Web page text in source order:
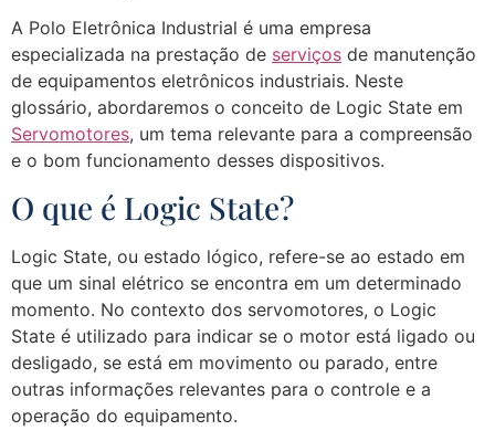
A Polo Eletrônica Industrial é uma empresa
especializada na prestação de serviços de manutenção
de equipamentos eletrônicos industriais. Neste
glossário, abordaremos o conceito de Logic State em
Servomotores, um tema relevante para a compreensão
e o bom funcionamento desses dispositivos.
O que é Logic State?
Logic State, ou estado lógico, refere-se ao estado em
que um sinal elétrico se encontra em um determinado
momento. No contexto dos servomotores, o Logic
State é utilizado para indicar se o motor está ligado ou
desligado, se está em movimento ou parado, entre
outras informações relevantes para o controle e a
operação do equipamento.